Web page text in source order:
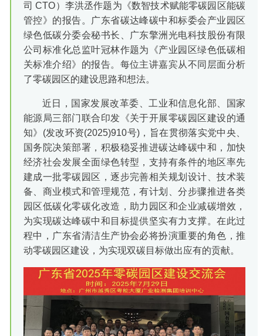
司 CTO）李洪丞作题为《数智技术赋能零碳园区能碳
管控》的报告。广东省碳达峰碳中和标委会产业园区
绿色低碳分委会秘书长、广东擎洲光电科技股份有限
公司标准化总监叶冠林作题为《产业园区绿色低碳相
关标准介绍》的报告。每位主讲嘉宾从不同层面分析
了零碳园区的建设思路和想法。
近日，国家发展改革委、工业和信息化部、国家
能源局三部门联合印发《关于开展零碳园区建设的通
知》(发改环资(2025)910号)，旨在贯彻落实党中央、
国务院决策部署，积极稳妥推进碳达峰碳中和，加快
经济社会发展全面绿色转型，支持有条件的地区率先
建成一批零碳园区，逐步完善相关规划设计、技术装
备、商业模式和管理规范，有计划、分步骤推进各类
园区低碳化零碳化改造，助力园区和企业减碳增效，
为实现碳达峰碳中和目标提供坚实有力支撑。在此过
程中，广东省清洁生产协会必将扮演重要的角色，推
动零碳园区建设，为实现双碳目标做出应有的贡献。